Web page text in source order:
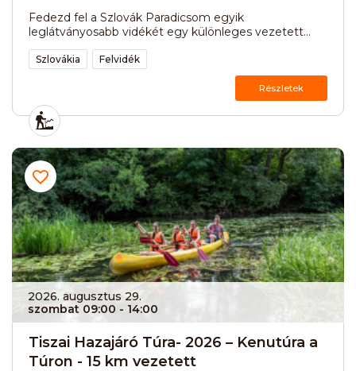
Fedezd fel a Szlovák Paradicsom egyik
leglátványosabb vidékét egy különleges vezetett...
Szlovákia Felvidék
Részletek
2026. augusztus 29.
szombat 09:00 - 14:00
Tiszai Hazajáró Túra- 2026 – Kenutúra a
Túron - 15 km vezetett